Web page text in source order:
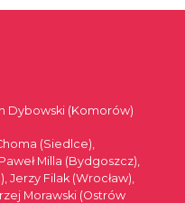
Dybowski (Komorów)
(Siedlce),
Milla (Bydgoszcz),
Filak (Wrocław),
Morawski (Ostrów